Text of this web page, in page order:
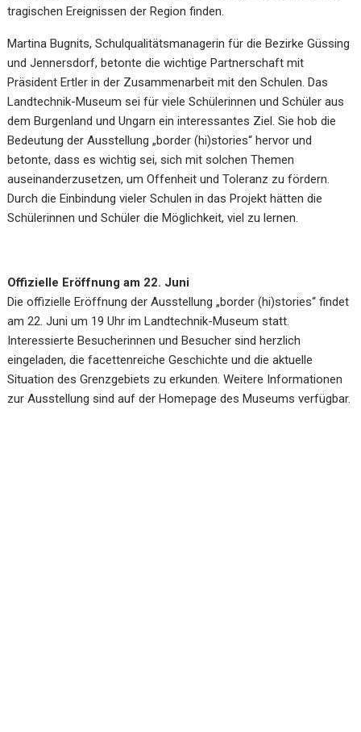
tragischen Ereignissen der Region finden.
Martina Bugnits, Schulqualitätsmanagerin für die Bezirke Güssing
und Jennersdorf, betonte die wichtige Partnerschaft mit
Präsident Ertler in der Zusammenarbeit mit den Schulen. Das
Landtechnik-Museum sei für viele Schülerinnen und Schüler aus
dem Burgenland und Ungarn ein interessantes Ziel. Sie hob die
Bedeutung der Ausstellung „border (hi)stories“ hervor und
betonte, dass es wichtig sei, sich mit solchen Themen
auseinanderzusetzen, um Offenheit und Toleranz zu fördern.
Durch die Einbindung vieler Schulen in das Projekt hätten die
Schülerinnen und Schüler die Möglichkeit, viel zu lernen.
Offizielle Eröffnung am 22. Juni
Die offizielle Eröffnung der Ausstellung „border (hi)stories“ findet
am 22. Juni um 19 Uhr im Landtechnik-Museum statt.
Interessierte Besucherinnen und Besucher sind herzlich
eingeladen, die facettenreiche Geschichte und die aktuelle
Situation des Grenzgebiets zu erkunden. Weitere Informationen
zur Ausstellung sind auf der Homepage des Museums verfügbar.